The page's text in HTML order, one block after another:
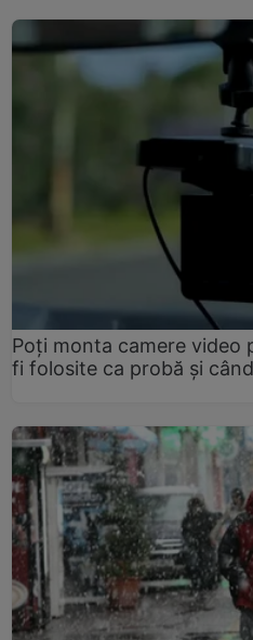
Poți monta camere video
fi folosite ca probă și